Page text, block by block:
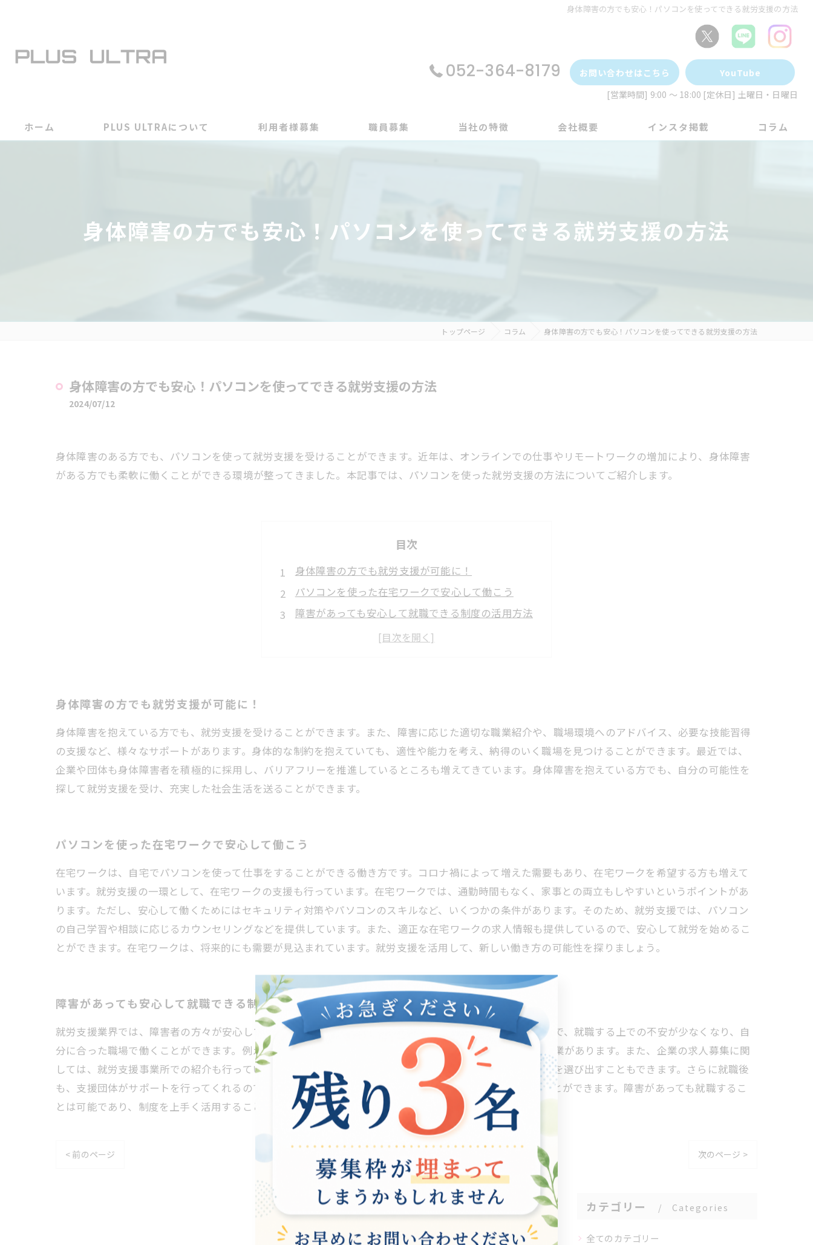
身体障害の方でも安心！パソコンを使ってできる就労支援の方法
052-364-8179 お問い合わせはこちら
YouTube
[営業時間] 9:00 ～ 18:00 [定休日] 土曜日・日曜日
ホーム PLUS ULTRAについて 利用者様募集 職員募集 当社の特徴
動画編集
会社概要 インスタ掲載 コラム
身体障害の方でも安心！パソコンを使ってできる就労支援の方法
トップページ コラム 身体障害の方でも安心！パソコンを使ってできる就労支援の方法
身体障害の方でも安心！パソコンを使ってできる就労支援の方法
2024/07/12
身体障害のある方でも、パソコンを使って就労支援を受けることができます。近年は、オンラインでの仕事やリモートワークの増加により、身体障害
がある方でも柔軟に働くことができる環境が整ってきました。本記事では、パソコンを使った就労支援の方法についてご紹介します。
目次
身体障害の方でも就労支援が可能に！
パソコンを使った在宅ワークで安心して働こう
障害があっても安心して就職できる制度の活用方法
身体障害の方でも就労支援が可能に！
身体障害を抱えている方でも、就労支援を受けることができます。また、障害に応じた適切な職業紹介や、職場環境へのアドバイス、必要な技能習得
の支援など、様々なサポートがあります。身体的な制約を抱えていても、適性や能力を考え、納得のいく職場を見つけることができます。最近では、
企業や団体も身体障害者を積極的に採用し、バリアフリーを推進しているところも増えてきています。身体障害を抱えている方でも、自分の可能性を
探して就労支援を受け、充実した社会生活を送ることができます。
パソコンを使った在宅ワークで安心して働こう
在宅ワークは、自宅でパソコンを使って仕事をすることができる働き方です。コロナ禍によって増えた需要もあり、在宅ワークを希望する方も増えて
います。就労支援の一環として、在宅ワークの支援も行っています。在宅ワークでは、通勤時間もなく、家事との両立もしやすいというポイントがあ
ります。ただし、安心して働くためにはセキュリティ対策やパソコンのスキルなど、いくつかの条件があります。そのため、就労支援では、パソコン
の自己学習や相談に応じるカウンセリングなどを提供しています。また、適正な在宅ワークの求人情報も提供しているので、安心して就労を始めるこ
とができます。在宅ワークは、将来的にも需要が見込まれています。就労支援を活用して、新しい働き方の可能性を探りましょう。
障害があっても安心して就職できる制度の活用方法
就労支援業界では、障害者の方々が安心して就職できる制度が用意されています。その制度を活用することで、就職する上での不安が少なくなり、自
分に合った職場で働くことができます。例えば、求人情報の中には、障がい者が就職することに特化した企業があります。また、企業の求人募集に関
しては、就労支援事業所での紹介も行っています。事業所の担当者と個別に面談を行い、自分に合った職種を選び出すこともできます。さらに就職後
も、支援団体がサポートを行ってくれるので、職場でのストレスやトラブルが起こってもすぐに解決することができます。障害があっても就職するこ
とは可能であり、制度を上手く活用することで、安心して働くことができます。
< 前のページ 次のページ >
カテゴリー Categories
全てのカテゴリー